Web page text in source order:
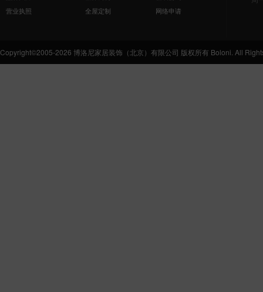
营业执照
全屋定制
网络申请
Copyright©2005-2026 博洛尼家居装饰（北京）有限公司 版权所有 Boloni. All